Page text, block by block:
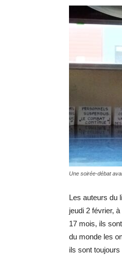
Une soirée-débat
Les auteurs du
jeudi 2 février,
17 mois, ils
du monde les
ils sont